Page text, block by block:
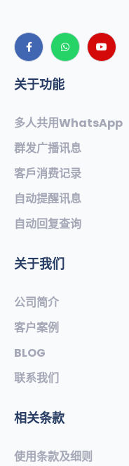
关于功能
多人共用WhatsApp
群发广播讯息
客戶消费记录
自动提醒讯息
自动回复查询
关于我们
公司简介
客户案例
BLOG
联系我们
相关条款
使用条款及细则